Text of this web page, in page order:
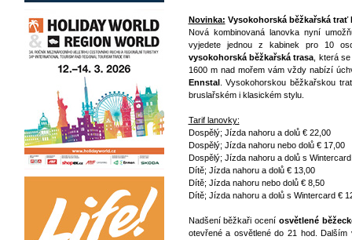
Novinka: Vysokohorská běžkařská trať
Nová kombinovaná lanovka nyní
vyjedete jednou z kabinek pro 10
vysokohorská běžkařská trasa , která
1600 m nad mořem vám vždy nabízí
Ennstal. Vysokohorskou běžkařskou
bruslařském i klasickém stylu.
Tarif lanovky:
Dospělý; Jízda nahoru a dolů € 22,00
Dospělý; Jízda nahoru nebo dolů € 17,00
Dospělý; Jízda nahoru a dolů s
Dítě; Jízda nahoru a dolů € 13,00
Dítě; Jízda nahoru nebo dolů € 8,50
Dítě; Jízda nahoru a dolů s Wintercard €
Nadšení běžkaři ocení osvětlené
otevřené a osvětlené do 21 hod.